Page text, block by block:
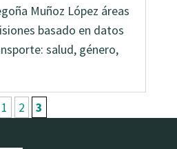
Muñoz López áreas
basado en datos
salud, género,
1 2 3